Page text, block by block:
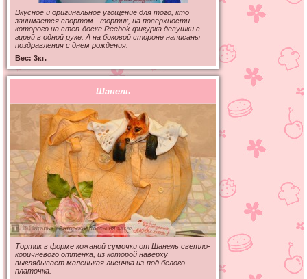
Вкусное и оригинальное угощение для того, кто
занимается спортом - тортик, на поверхности
которого на степ-доске Reebok фигурка девушки с
гирей в одной руке. А на боковой стороне написаны
поздравления с днем рождения.
Вес: 3кг.
Шанель
Тортик в форме кожаной сумочки от Шанель светло-
коричневого оттенка, из которой наверху
выглядывает маленькая лисичка из-под белого
платочка.